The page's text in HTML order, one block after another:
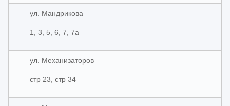
ул. Мандрикова
1, 3, 5, 6, 7, 7а
ул. Механизаторов
стр 23, стр 34